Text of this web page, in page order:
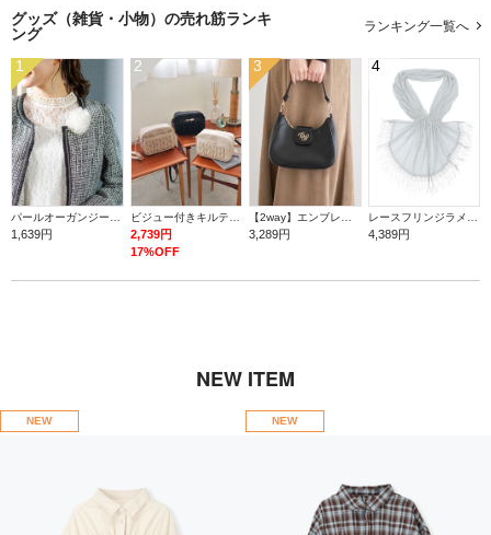
グッズ（雑貨・小物）の売れ筋ランキ
ング
ランキング一覧へ
1
1,639円
2
2,739円
17%OFF
3
3,289円
4
4,389円
NEW ITEM
NEW NEW